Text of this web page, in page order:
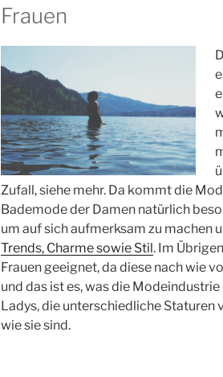
Frauen
Zufall, siehe mehr. Da kommt die
Bademode der Damen natürlich
um auf sich aufmerksam zu machen
Trends, Charme sowie Stil. Im
Frauen geeignet, da diese nach wie
und das ist es, was die
Ladys, die unterschiedliche Staturen
wie sie sind.